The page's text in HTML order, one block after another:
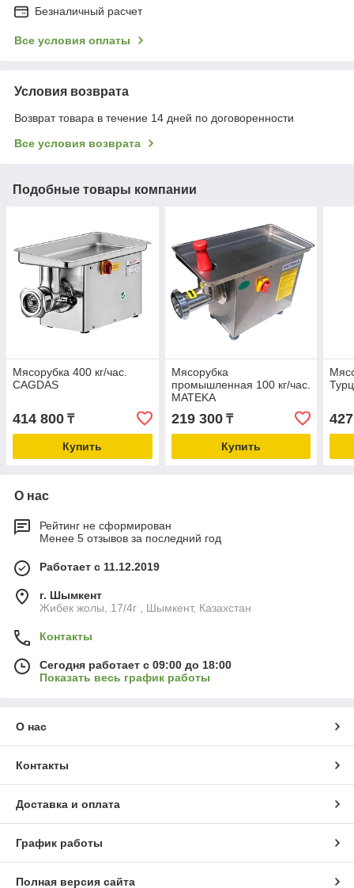
Безналичный расчет
Все условия оплаты
Условия возврата
Возврат товара в течение 14 дней по договоренности
Все условия возврата
Подобные товары компании
Мясорубка 400 кг/час.
CAGDAS
414 800 ₸
Купить
Мясорубка
промышленная 100 кг/час.
MATEKA
219 300₸
Купить
О нас
Рейтинг не сформирован
Менее 5 отзывов за последний год
Работает с 11.12.2019
г. Шымкент
Жибек жолы, 17/4г , Шымкент, Казахстан
Контакты
Сегодня работает с 09:00 до 18:00
Показать весь график работы
О нас
Контакты
Доставка и оплата
График работы
Полная версия сайта